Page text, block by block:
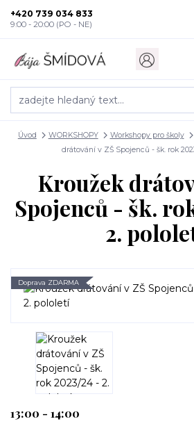
+420 739 034 833
9:00 - 20:00 (PO - NE)
Úvod WORKSHOPY Workshopy pro školy
drátování v ZŠ Spojenců - šk. rok
Kroužek
Spojenců - šk.
2.
Doprava ZDARMA
13:00 - 14:00